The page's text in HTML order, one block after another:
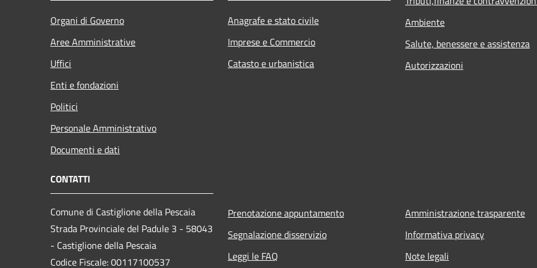
Organi di Governo
Aree Amministrative
Uffici
Enti e fondazioni
Politici
Personale Amministrativo
Documenti e dati
Anagrafe e stato civile
Imprese e Commercio
Catasto e urbanistica
Ambiente
Salute, benessere e assistenza
Autorizzazioni
CONTATTI
Comune di Castiglione della Pescaia
Strada Provinciale del Padule 3 - 58043
- Castiglione della Pescaia
Codice Fiscale: 00117100537
Prenotazione appuntamento
Segnalazione disservizio
Leggi le FAQ
Amministrazione trasparente
Informativa privacy
Note legali